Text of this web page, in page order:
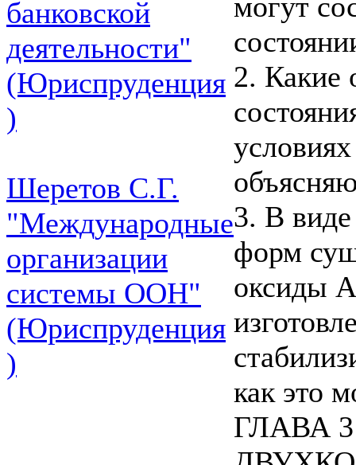
банковской
деятельности"
(Юриспруденция
)
Шеретов С.Г.
"Международные
организации
системы ООН"
(Юриспруденция
)
2. Какие
3. В виде
форм
оксиды
как это
ГЛАВА 3